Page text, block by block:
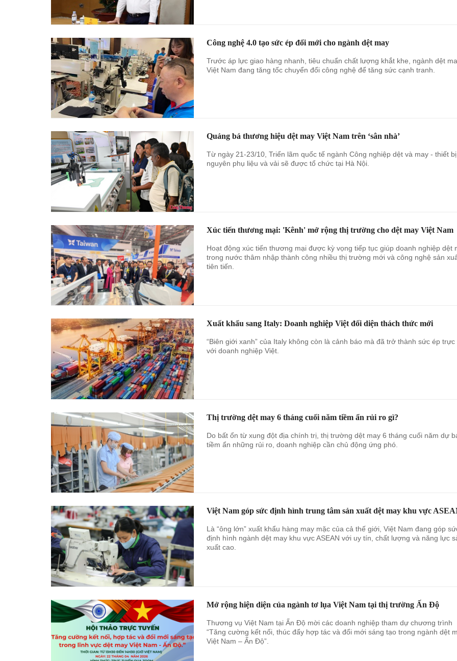
Công nghệ 4.0 tạo sức ép đổi mới cho ngành dệt may
Trước áp lực giao hàng nhanh, tiêu chuẩn chất lượng khắt khe, ngành dệt
Việt Nam đang tăng tốc chuyển đổi công nghệ để tăng sức cạnh tranh.
Quảng bá thương hiệu dệt may Việt Nam trên ‘sân nhà’
Từ ngày 21-23/10, Triển lãm quốc tế ngành Công nghiệp dệt và may - thiết bị,
nguyên phụ liệu và vải sẽ được tổ chức tại Hà Nội.
Xúc tiến thương mại: 'Kênh' mở rộng thị trường cho dệt may Việt Nam
Hoạt động xúc tiến thương mại được kỳ vọng tiếp tục giúp doanh nghiệp dệt
trong nước thâm nhập thành công nhiều thị trường mới và công nghệ sản
tiên tiến.
Xuất khẩu sang Italy: Doanh nghiệp Việt đối diện thách thức mới
“Biên giới xanh” của Italy không còn là cảnh báo mà đã trở thành sức ép trực
với doanh nghiệp Việt.
Thị trường dệt may 6 tháng cuối năm tiềm ẩn rủi ro gì?
Do bất ổn từ xung đột địa chính trị, thị trường dệt may 6 tháng cuối năm dự
tiềm ẩn những rủi ro, doanh nghiệp cần chủ động ứng phó.
Việt Nam góp sức định hình trung tâm sản xuất dệt may khu vực
Là “ông lớn” xuất khẩu hàng may mặc của cả thế giới, Việt Nam đang góp
định hình ngành dệt may khu vực ASEAN với uy tín, chất lượng và năng lực
xuất cao.
Mở rộng hiện diện của ngành tơ lụa Việt Nam tại thị trường Ấn Độ
Thương vụ Việt Nam tại Ấn Độ mời các doanh nghiệp tham dự chương trình
“Tăng cường kết nối, thúc đẩy hợp tác và đổi mới sáng tạo trong ngành dệt
Việt Nam – Ấn Độ”.